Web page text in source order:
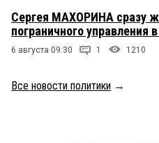
Сергея МАХОРИНА сразу
пограничного управления
6 августа 09:30 1 1210
Все новости политики →